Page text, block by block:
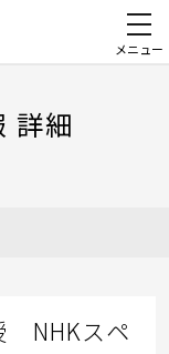
メニュー
詳細
NHKスペ